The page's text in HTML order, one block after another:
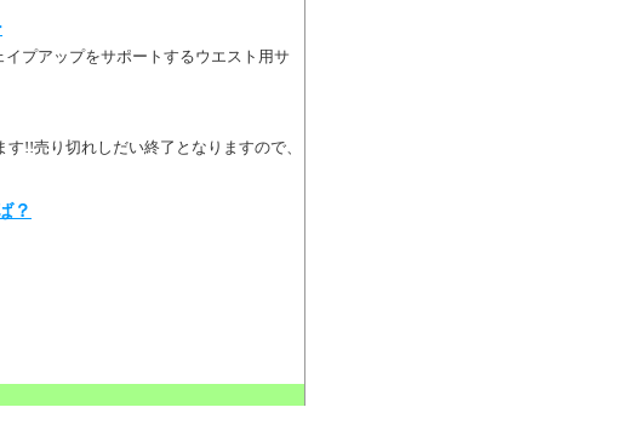
プアップをサポートするウエスト用サ
!!売り切れしだい終了となりますので、
？